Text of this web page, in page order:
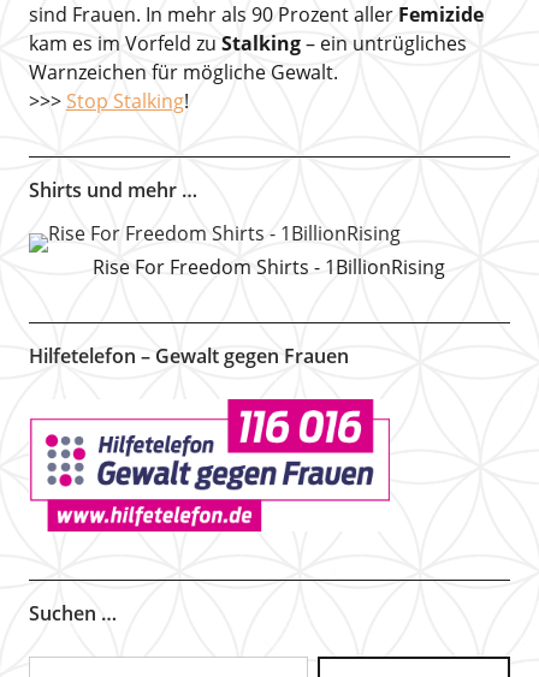
sind Frauen. In mehr als 90 Prozent aller Femizide
kam es im Vorfeld zu Stalking– ein untrügliches
Warnzeichen für mögliche Gewalt.
>>>Stop Stalking!
Shirts und mehr …
Rise For Freedom Shirts - 1BillionRising
Hilfetelefon – Gewalt gegen Frauen
Suchen …